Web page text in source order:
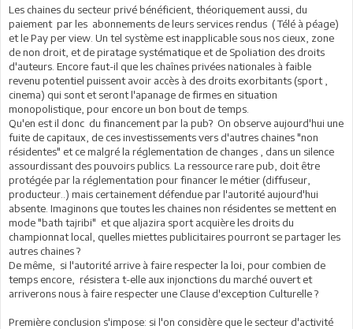
Les chaines du secteur privé bénéficient, théoriquement aussi, du
paiement par les abonnements de leurs services rendus ( Télé à péage)
et le Pay per view. Un tel système est inapplicable sous nos cieux, zone
de non droit, et de piratage systématique et de Spoliation des droits
d'auteurs. Encore faut-il que les chaînes privées nationales à faible
revenu potentiel puissent avoir accès à des droits exorbitants (sport ,
cinema) qui sont et seront l'apanage de firmes en situation
monopolistique, pour encore un bon bout de temps.
Qu'en est il donc du financement par la pub? On observe aujourd'hui une
fuite de capitaux, de ces investissements vers d'autres chaines "non
résidentes" et ce malgré la réglementation de changes , dans un silence
assourdissant des pouvoirs publics. La ressource rare pub, doit être
protégée par la réglementation pour financer le métier (diffuseur,
producteur..) mais certainement défendue par l'autorité aujourd'hui
absente. Imaginons que toutes les chaines non résidentes se mettent en
mode "bath tajribi" et que aljazira sport acquière les droits du
championnat local, quelles miettes publicitaires pourront se partager les
autres chaines ?
De même, si l'autorité arrive à faire respecter la loi, pour combien de
temps encore, résistera t-elle aux injonctions du marché ouvert et
arriverons nous à faire respecter une Clause d'exception Culturelle ?
Première conclusion s'impose: si l'on considère que le secteur d'activité